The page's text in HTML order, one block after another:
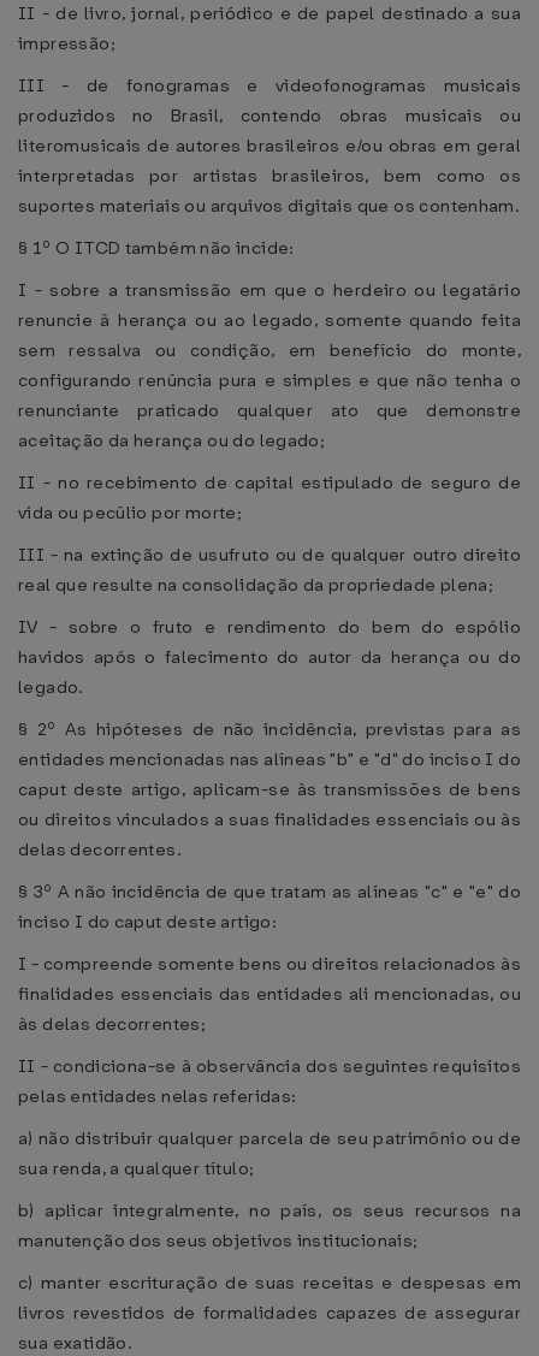
II - de livro, jornal, periódico e de papel destinado a sua
impressão;
III - de fonogramas e videofonogramas musicais
produzidos no Brasil, contendo obras musicais ou
literomusicais de autores brasileiros e/ou obras em geral
interpretadas por artistas brasileiros, bem como os
suportes materiais ou arquivos digitais que os contenham.
§ 1º O ITCD também não incide:
I - sobre a transmissão em que o herdeiro ou legatário
renuncie à herança ou ao legado, somente quando feita
sem ressalva ou condição, em benefício do monte,
configurando renúncia pura e simples e que não tenha o
renunciante praticado qualquer ato que demonstre
aceitação da herança ou do legado;
II - no recebimento de capital estipulado de seguro de
vida ou pecúlio por morte;
III - na extinção de usufruto ou de qualquer outro direito
real que resulte na consolidação da propriedade plena;
IV - sobre o fruto e rendimento do bem do espólio
havidos após o falecimento do autor da herança ou do
legado.
§ 2º As hipóteses de não incidência, previstas para as
entidades mencionadas nas alíneas "b" e "d" do inciso I do
caput deste artigo, aplicam-se às transmissões de bens
ou direitos vinculados a suas finalidades essenciais ou às
delas decorrentes.
§ 3º A não incidência de que tratam as alíneas "c" e "e" do
inciso I do caput deste artigo:
I - compreende somente bens ou direitos relacionados às
finalidades essenciais das entidades ali mencionadas, ou
às delas decorrentes;
II - condiciona-se à observância dos seguintes requisitos
pelas entidades nelas referidas:
a) não distribuir qualquer parcela de seu patrimônio ou de
sua renda, a qualquer título;
b) aplicar integralmente, no país, os seus recursos na
manutenção dos seus objetivos institucionais;
c) manter escrituração de suas receitas e despesas em
livros revestidos de formalidades capazes de assegurar
sua exatidão.